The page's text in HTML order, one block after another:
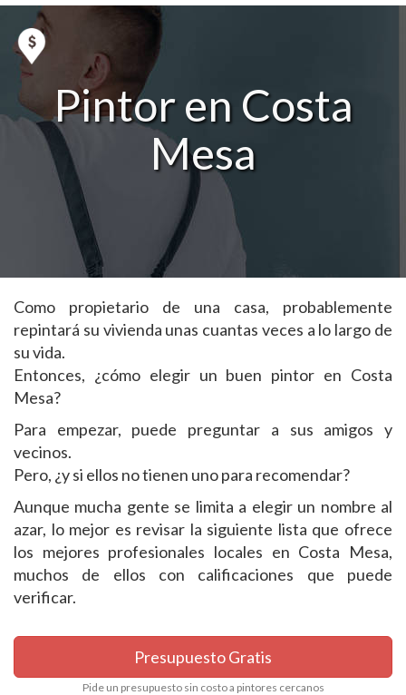
Pintor en Costa
Mesa
Como propietario de una casa, probablemente
repintará su vivienda unas cuantas veces a lo largo de
su vida.
Entonces, ¿cómo elegir un buen pintor en Costa
Mesa?
Para empezar, puede preguntar a sus amigos y
vecinos.
Pero, ¿y si ellos no tienen uno para recomendar?
Aunque mucha gente se limita a elegir un nombre al
azar, lo mejor es revisar la siguiente lista que ofrece
los mejores profesionales locales en Costa Mesa,
muchos de ellos con calificaciones que puede
verificar.
Presupuesto Gratis
Pide un presupuesto sin costo a pintores cercanos